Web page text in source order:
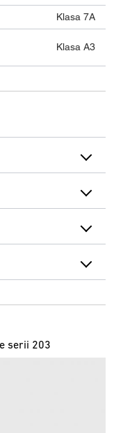
Klasa 7A
Klasa A3
serii 203